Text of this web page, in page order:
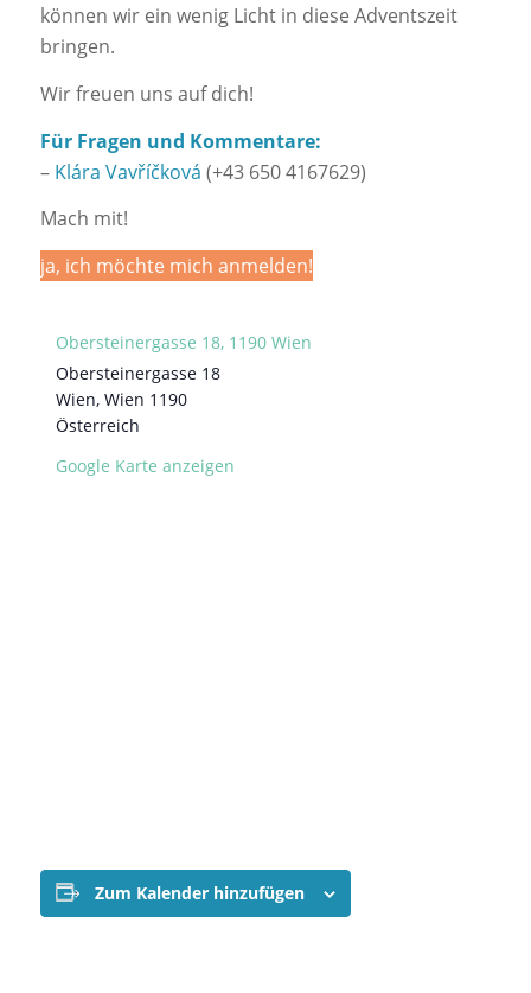
können wir ein wenig Licht in diese Adventszeit
bringen.
Wir freuen uns auf dich!
Für Fragen und Kommentare:
– Klára Vavříčková (+43 650 4167629)
Mach mit!
ja, ich möchte mich anmelden!
Obersteinergasse 18, 1190 Wien
Obersteinergasse 18
Wien, Wien 1190
Österreich
Google Karte anzeigen
Zum Kalender hinzufügen